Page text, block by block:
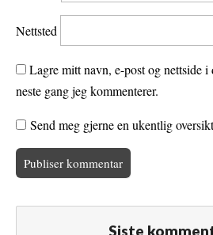
Nettsted
Lagre mitt navn, e-post og nettside i
neste gang jeg kommenterer.
Send meg gjerne en ukentlig
Siste